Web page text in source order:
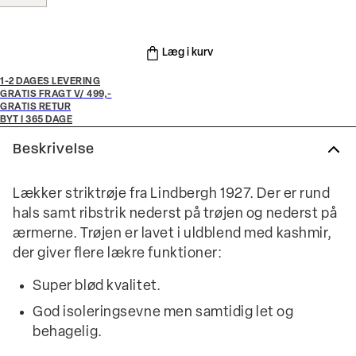
Læg i kurv
1-2 DAGES LEVERING
GRATIS FRAGT V/ 499,-
GRATIS RETUR
BYT I 365 DAGE
Beskrivelse
Lækker striktrøje fra Lindbergh 1927. Der er rund
hals samt ribstrik nederst på trøjen og nederst på
ærmerne. Trøjen er lavet i uldblend med kashmir,
der giver flere lækre funktioner:
Super blød kvalitet.
God isoleringsevne men samtidig let og
behagelig.